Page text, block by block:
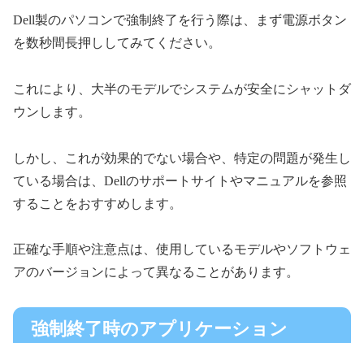
Dell製のパソコンで強制終了を行う際は、まず電源ボタン
を数秒間長押ししてみてください。
これにより、大半のモデルでシステムが安全にシャットダ
ウンします。
しかし、これが効果的でない場合や、特定の問題が発生し
ている場合は、Dellのサポートサイトやマニュアルを参照
することをおすすめします。
正確な手順や注意点は、使用しているモデルやソフトウェ
アのバージョンによって異なることがあります。
強制終了時のアプリケーション